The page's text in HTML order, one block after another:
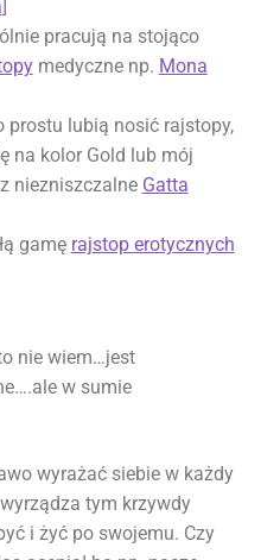
]
pracują na stojąco
medyczne np. Mona
prostu lubią nosić rajstopy,
na kolor Gold lub mój
niezniszczalne Gatta
gamę rajstop erotycznych
nie wiem…jest
w sumie
wyrażać siebie w każdy
tym krzywdy
i żyć po swojemu. Czy